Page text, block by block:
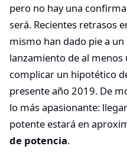
pero no hay una
será. Recientes retrasos
mismo han dado pie a
lanzamiento de al menos
complicar un hipotético
presente año 2019. De
lo más apasionante:
potente estará en
de potencia.